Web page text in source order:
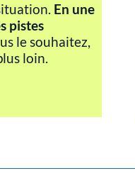
En une
pistes
le souhaitez,
loin.